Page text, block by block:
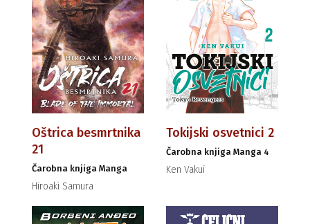
Oštrica besmrtnika
21
Čarobna knjiga Manga
Hiroaki Samura
Tokijski osvetnici 2
Čarobna knjiga Manga 4
Ken Vakui